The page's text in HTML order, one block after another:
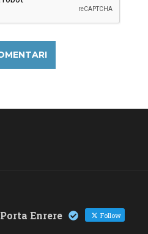
Porta Enrere Follow